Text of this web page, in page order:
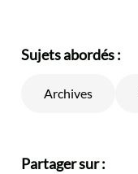
Sujets abordés :
Archives
Partager sur :